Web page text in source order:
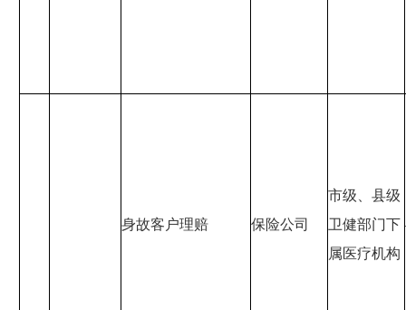
身故客户理赔 保险公司
市级、县级
卫健部门下
属医疗机构